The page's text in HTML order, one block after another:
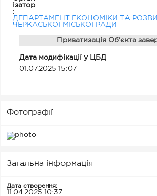
нерухомого майна, розташованого за
Черкаси, проспект Перемоги, буд. 50
ізатор
:
ДЕПАРТАМЕНТ ЕКОНОМІКИ ТА
ЧЕРКАСЬКОЇ МІСЬКОЇ РАДИ
Приватизація Об'єкта
Дата модифікації у ЦБД
01.07.2025 15:07
Фотографії
Загальна інформація
Дата створення:
11.04.2025 10:37